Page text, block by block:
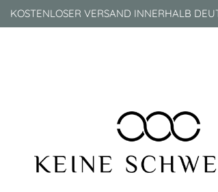
Zum
Inhalt
KOSTENLOSER VERSAND INNERHALB